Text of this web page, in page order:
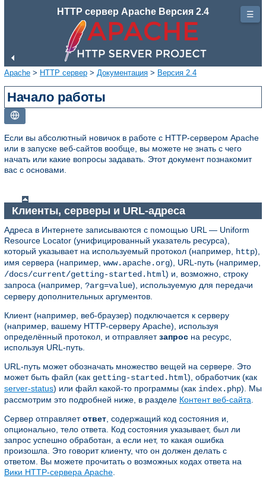
HTTP сервер Apache Версия 2.4
Apache > HTTP сервер > Документация > Версия 2.4
Начало работы
Если вы абсолютный новичок в работе с HTTP-сервером Apache
или в запуске веб-сайтов вообще, вы можете не знать с чего
начать или какие вопросы задавать. Этот документ познакомит
вас с основами.
Клиенты, серверы и URL-адреса
Адреса в Интернете записываются с помощью URL — Uniform
Resource Locator (унифицированный указатель ресурса),
который указывает на используемый протокол (например,
http),
имя сервера (например, www.apache.org), URL-путь (например,
/docs/current/getting-started.html) и, возможно, строку
запроса (например, ?arg=value), используемую для передачи
серверу дополнительных аргументов.
Клиент (например, веб-браузер) подключается к серверу
(например, вашему HTTP-серверу Apache), используя
определённый протокол, и отправляетзапрос на ресурс,
используя URL-путь.
URL-путь может обозначать множество вещей на сервере. Это
может быть файл (как getting-started.html), обработчик (как
server-status) или файл какой-то программы (как index.php). Мы
рассмотрим это подробней ниже, в разделе Контент веб-сайта
Сервер отправляетответ , содержащий код состояния и,
опционально, тело ответа. Код состояния указывает, был ли
запрос успешно обработан, а если нет, то какая ошибка
произошла. Это говорит клиенту, что он должен делать с
ответом. Вы можете прочитать о возможных кодах ответа на
Вики HTTP-сервера Apache
☰